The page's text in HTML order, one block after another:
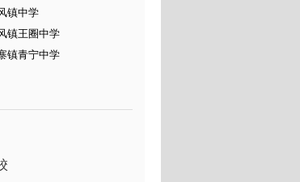
镇中学
镇王圈中学
镇青宁中学